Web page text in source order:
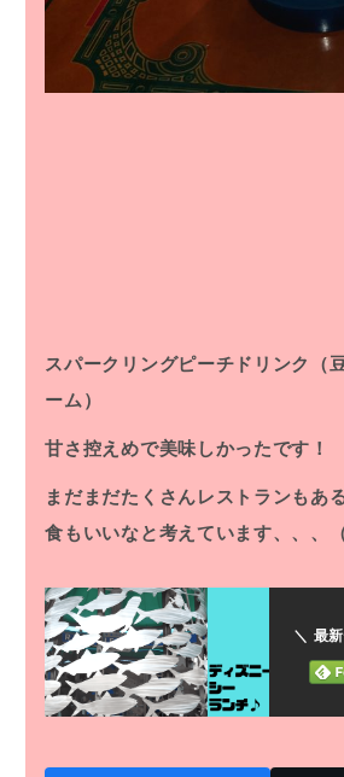
スパークリングピーチドリンク（
ーム）
甘さ控えめで美味しかったです！
まだまだたくさんレストランもあ
食もいいなと考えています、、、（
＼ 最